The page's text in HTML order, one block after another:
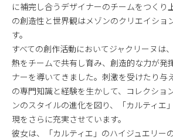
に補完し合うデザイナーのチームをつくり
の創造性と世界観はメゾンのクリエイショ
す。
すべての創作活動においてジャクリーヌは
熱をチームで共有し育み、創造的な力が発
ナーを導いてきました。刺激を受けたり与
の専門知識と経験を生かして、コレクショ
ンのスタイルの進化を図り、「カルティエ
現をさらに充実させています。
彼女は、「カルティエ」のハイジュエリー